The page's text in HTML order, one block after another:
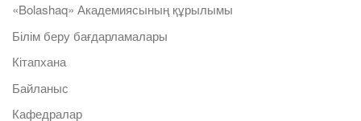
«Bolashaq» Академиясының құрылымы
Білім беру бағдарламалары
Кітапхана
Байланыс
Кафедралар